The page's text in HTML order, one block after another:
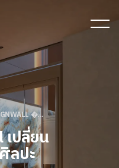
�...
ปลี่ยน
ลปะ